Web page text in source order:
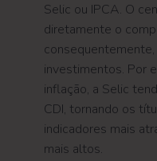
Selic ou IPCA. O
diretamente o
investimentos. Por
inflação, a Selic
CDI, tornando os
indicadores mais
mais altos.